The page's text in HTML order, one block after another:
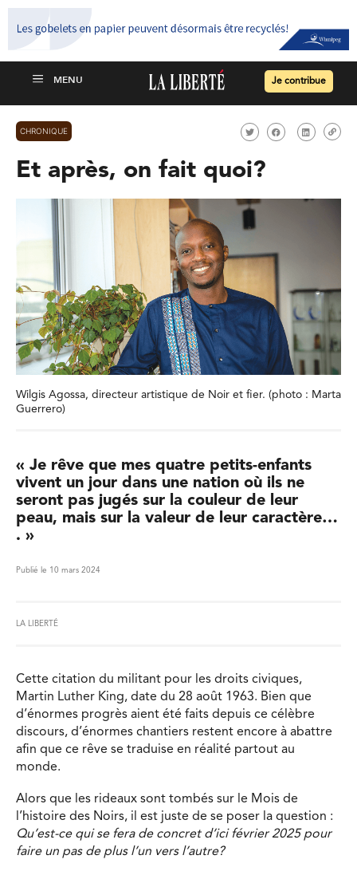
Je contribue
CHRONIQUE
Et après, on fait quoi?
Wilgis Agossa, directeur artistique de Noir et fier. (photo : Marta
Guerrero)
« Je rêve que mes quatre petits-enfants
vivent un jour dans une nation où ils ne
seront pas jugés sur la couleur de leur
peau, mais sur la valeur de leur caractère…
. »
Publié le 10 mars 2024
LA LIBERTÉ
Cette citation du militant pour les droits civiques,
Martin Luther King, date du 28 août 1963. Bien que
d’énormes progrès aient été faits depuis ce célèbre
discours, d’énormes chantiers restent encore à abattre
afin que ce rêve se traduise en réalité partout au
monde.
Alors que les rideaux sont tombés sur le Mois de
l’histoire des Noirs, il est juste de se poser la question :
Qu’est-ce qui se fera de concret d’ici février 2025 pour
faire un pas de plus l’un vers l’autre?